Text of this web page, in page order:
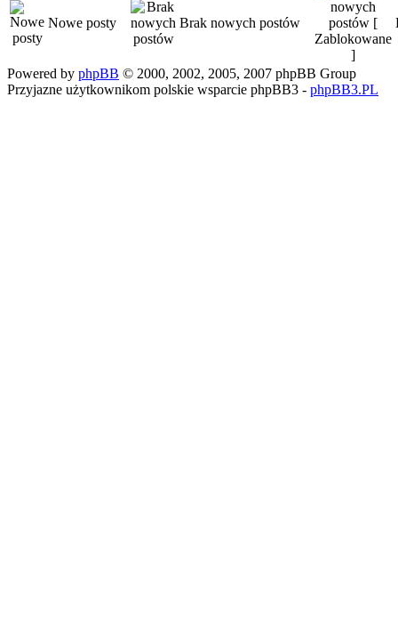
Nowe posty Brak nowych postów
Powered by phpBB © 2000, 2002, 2005, 2007 phpBB Group
Przyjazne użytkownikom polskie wsparcie phpBB3 - phpBB3.PL